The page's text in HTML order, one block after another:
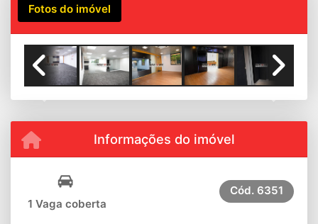
Fotos do imóvel
Informações do imóvel
1 Vaga coberta
Cód. 6351